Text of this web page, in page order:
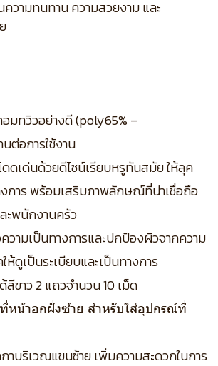
ามทนทาน ความสวยงาม และ
มทวิวอย่างดี (poly65% –
ต่อการใช้งาน
ดเด่นด้วยดีไซน์เรียบหรูทันสมัย ให้ลุค
การ พร้อมเสริมภาพลักษณ์ที่น่าเชื่อถือ
ะพนักงานครัว
วามเป็นทางการและปกป้องผิวจากความ
ห้ดูเป็นระเบียบและเป็นทางการ
สีขาว 2 แถวจำนวน 10 เม็ด
ที่หน้าอกฝั่งซ้าย สำหรับใส่อุปกรณ์ที่
าบริเวณแขนซ้าย เพิ่มความสะดวกในการ